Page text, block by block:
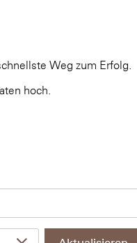
Weg zum Erfolg.
hoch.